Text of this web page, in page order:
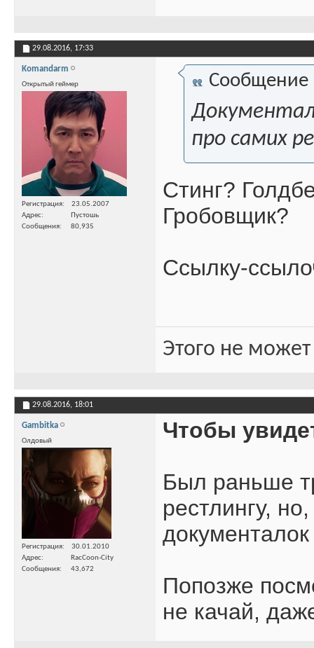
29.08.2016, 17:33
Komandarm
Открытый геймер
Регистрация
23.05.2007
Адрес
Пустошь
Сообщения
80,935
Сообщение
про самих
Стинг?
Гробовщик?
Ссылку-
Этого не
29.08.2016, 18:01
Gambitka
Олдовый
Регистрация
30.01.2010
Адрес
RacCoon-City
Сообщения
43,672
Чтобы
Был раньше
рестлингу,
Попозже
не качай,